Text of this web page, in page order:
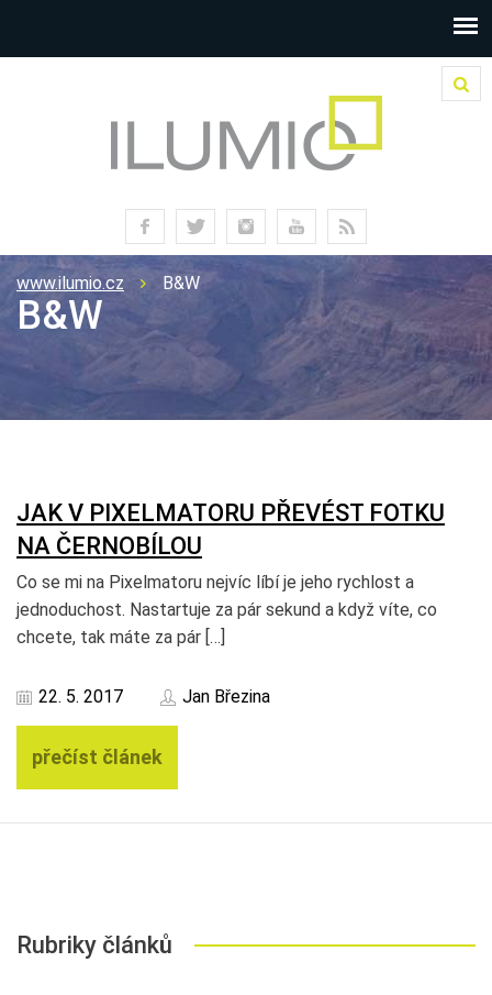
www.ilumio.cz B&W
B&W
JAK V PIXELMATORU PŘEVÉST FOTKU
NA ČERNOBÍLOU
Co se mi na Pixelmatoru nejvíc líbí je jeho rychlost a
jednoduchost. Nastartuje za pár sekund a když víte, co
chcete, tak máte za pár […]
22. 5. 2017 Jan Březina
přečíst článek
Rubriky článků